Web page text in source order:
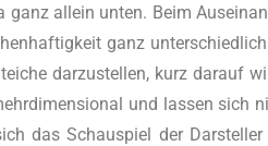
allein unten. Beim
ganz
dar­zu­stel­len, kurz dar­auf
und las­sen sich
das Schau­spiel der